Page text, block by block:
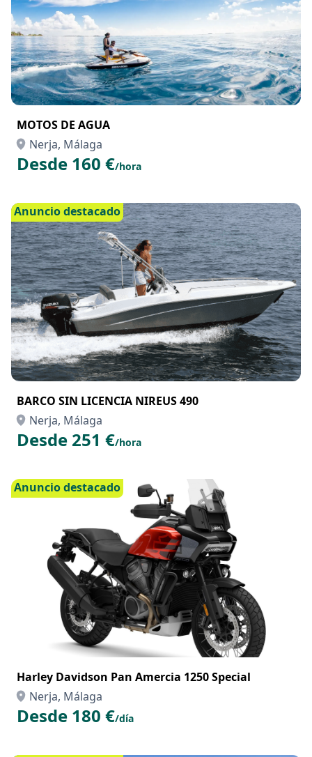
MOTOS DE AGUA
Nerja, Málaga
Desde 160 €/hora
Anuncio destacado
BARCO SIN LICENCIA NIREUS 490
Nerja, Málaga
Desde 251 €/hora
Anuncio destacado
Harley Davidson Pan Amercia 1250 Special
Nerja, Málaga
Desde 180 €/día